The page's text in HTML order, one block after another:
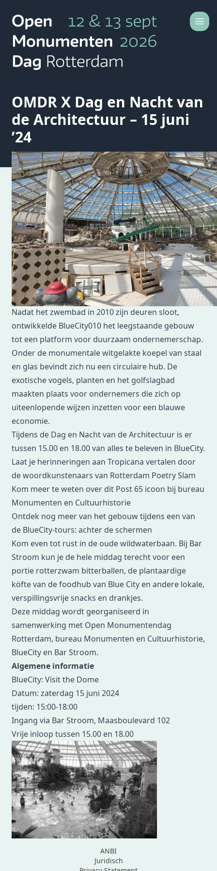
Dit is Open Monumentendag Rotterdam
OMDR X Dag en Nacht van
de Architectuur – 15 juni
’24
BlueCity: Visit the Dome
Voor de eerste keer door de supersnelle
wildwaterbaan, deinen in het golfslagbad, of
razendsnel naar beneden roetsjen vanaf de
negentig meter lange glijbaan. Met een groot
binnen- en buitenbad, subtropische planten en een
zonnegrot was een bezoek aan Tropicana een waar
spektakel. Welke herinneringen heb jij aan het
voormalige zwemparadijs?
Nadat het zwembad in 2010 zijn deuren sloot,
ontwikkelde BlueCity010 het leegstaande gebouw
tot een platform voor duurzaam ondernemerschap.
Onder de monumentale witgelakte koepel van staal
en glas bevindt zich nu een circulaire hub. De
exotische vogels, planten en het golfslagbad
maakten plaats voor ondernemers die zich op
uiteenlopende wijzen inzetten voor een blauwe
economie.
Tijdens de Dag en Nacht van de Architectuur is er
tussen 15.00 en 18.00 van alles te beleven in BlueCity.
Laat je herinneringen aan Tropicana vertalen door
de woordkunstenaars van Rotterdam Poetry Slam
Kom meer te weten over dit Post 65 icoon bij bureau
Monumenten en Cultuurhistorie
Ontdek nog meer van het gebouw tijdens een van
de BlueCity-tours: achter de schermen
Kom even tot rust in de oude wildwaterbaan. Bij Bar
Stroom kun je de hele middag terecht voor een
portie rotterzwam bitterballen, de plantaardige
köfte van de foodhub van Blue City en andere lokale,
verspillingsvrije snacks en drankjes.
Deze middag wordt georganiseerd in
samenwerking met Open Monumentendag
Rotterdam, bureau Monumenten en Cultuurhistorie,
BlueCity en Bar Stroom.
Algemene informatie
BlueCity: Visit the Dome
Datum: zaterdag 15 juni 2024
tijden: 15:00-18:00
Ingang via Bar Stroom, Maasboulevard 102
Vrije inloop tussen 15.00 en 18.00
ANBI
Juridisch